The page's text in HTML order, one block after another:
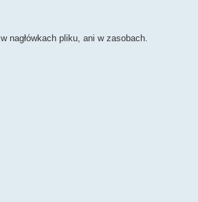
nagłówkach pliku, ani w zasobach.